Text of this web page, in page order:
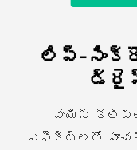
లిప్-
వాయిస్
ఎఫెక్ట్లతో